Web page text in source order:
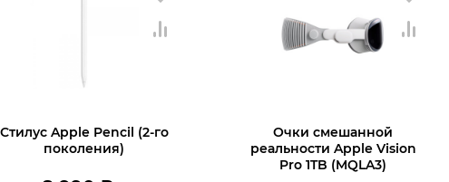
Стилус Apple Pencil (2-го
поколения)
Очки смешанной
реальности Apple Vision
Pro 1TB (MQLA3)